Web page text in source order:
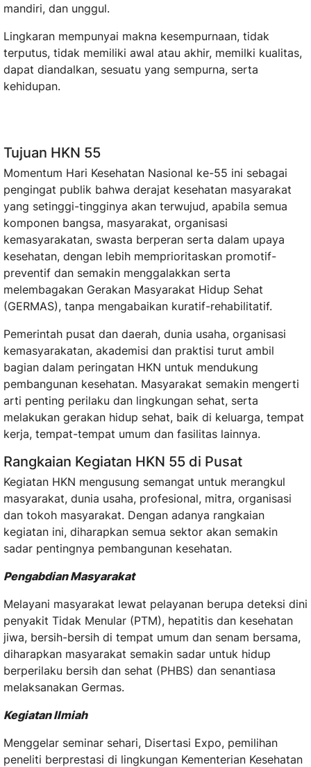
mandiri, dan unggul.
Lingkaran mempunyai makna kesempurnaan, tidak
terputus, tidak memiliki awal atau akhir, memilki kualitas,
dapat diandalkan, sesuatu yang sempurna, serta
kehidupan.
Tujuan HKN 55
Momentum Hari Kesehatan Nasional ke-55 ini sebagai
pengingat publik bahwa derajat kesehatan masyarakat
yang setinggi-tingginya akan terwujud, apabila semua
komponen bangsa, masyarakat, organisasi
kemasyarakatan, swasta berperan serta dalam upaya
kesehatan, dengan lebih memprioritaskan promotif-
preventif dan semakin menggalakkan serta
melembagakan Gerakan Masyarakat Hidup Sehat
(GERMAS), tanpa mengabaikan kuratif-rehabilitatif.
Pemerintah pusat dan daerah, dunia usaha, organisasi
kemasyarakatan, akademisi dan praktisi turut ambil
bagian dalam peringatan HKN untuk mendukung
pembangunan kesehatan. Masyarakat semakin mengerti
arti penting perilaku dan lingkungan sehat, serta
melakukan gerakan hidup sehat, baik di keluarga, tempat
kerja, tempat-tempat umum dan fasilitas lainnya.
Rangkaian Kegiatan HKN 55 di Pusat
Kegiatan HKN mengusung semangat untuk merangkul
masyarakat, dunia usaha, profesional, mitra, organisasi
dan tokoh masyarakat. Dengan adanya rangkaian
kegiatan ini, diharapkan semua sektor akan semakin
sadar pentingnya pembangunan kesehatan.
Pengabdian Masyarakat
Melayani masyarakat lewat pelayanan berupa deteksi dini
penyakit Tidak Menular (PTM), hepatitis dan kesehatan
jiwa, bersih-bersih di tempat umum dan senam bersama,
diharapkan masyarakat semakin sadar untuk hidup
berperilaku bersih dan sehat (PHBS) dan senantiasa
melaksanakan Germas.
Kegiatan Ilmiah
Menggelar seminar sehari, Disertasi Expo, pemilihan
peneliti berprestasi di lingkungan Kementerian Kesehatan